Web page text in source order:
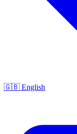
🇬🇧 English